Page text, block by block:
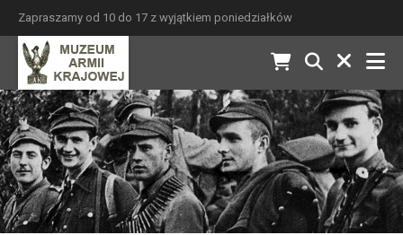
Zapraszamy od 10 do 17 z wyjątkiem poniedziałków